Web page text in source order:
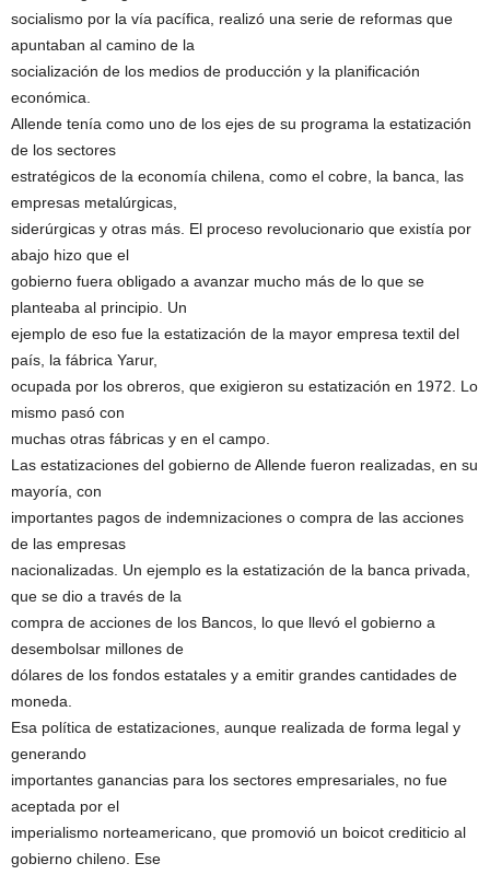
socialismo por la vía pacífica, realizó una serie de reformas que
apuntaban al camino de la
socialización de los medios de producción y la planificación
económica.
Allende tenía como uno de los ejes de su programa la estatización
de los sectores
estratégicos de la economía chilena, como el cobre, la banca, las
empresas metalúrgicas,
siderúrgicas y otras más. El proceso revolucionario que existía por
abajo hizo que el
gobierno fuera obligado a avanzar mucho más de lo que se
planteaba al principio. Un
ejemplo de eso fue la estatización de la mayor empresa textil del
país, la fábrica Yarur,
ocupada por los obreros, que exigieron su estatización en 1972. Lo
mismo pasó con
muchas otras fábricas y en el campo.
Las estatizaciones del gobierno de Allende fueron realizadas, en su
mayoría, con
importantes pagos de indemnizaciones o compra de las acciones
de las empresas
nacionalizadas. Un ejemplo es la estatización de la banca privada,
que se dio a través de la
compra de acciones de los Bancos, lo que llevó el gobierno a
desembolsar millones de
dólares de los fondos estatales y a emitir grandes cantidades de
moneda.
Esa política de estatizaciones, aunque realizada de forma legal y
generando
importantes ganancias para los sectores empresariales, no fue
aceptada por el
imperialismo norteamericano, que promovió un boicot crediticio al
gobierno chileno. Ese